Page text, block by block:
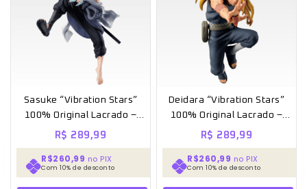
Sasuke “Vibration Stars”
100% Original Lacrado –
Banpresto
R$ 289,99
R$260,99 no PIX
Com 10% de desconto
Deidara “Vibration Stars”
100% Original Lacrado –
Banpresto
R$ 289,99
R$260,99 no PIX
Com 10% de desconto